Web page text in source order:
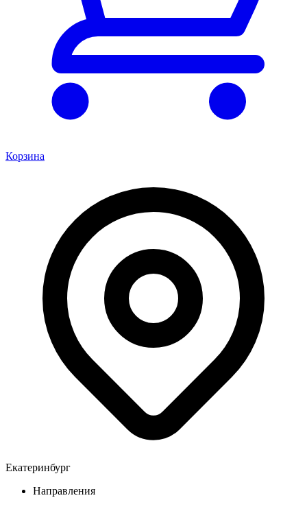
Корзина
Екатеринбург
Направления